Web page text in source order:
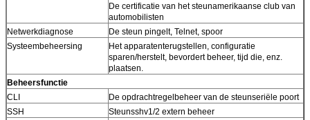
De certificatie van het steunamerikaanse club van
automobilisten
Netwerkdiagnose
De steun pingelt, Telnet, spoor
Systeembeheersing
Het apparatenterugstellen, configuratie
sparen/herstelt, bevordert beheer, tijd die, enz.
plaatsen.
Beheersfunctie
CLI
De opdrachtregelbeheer van de steunseriële poort
SSH
Steunsshv1/2 extern beheer